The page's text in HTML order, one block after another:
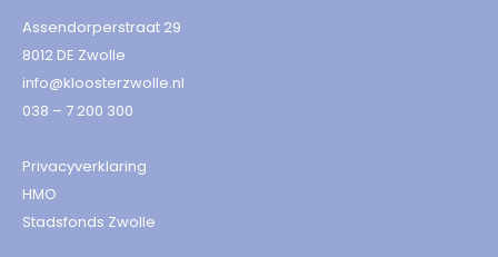
Assendorperstraat 29
8012 DE Zwolle
info@kloosterzwolle.nl
038 – 7 200 300
Privacyverklaring
HMO
Stadsfonds Zwolle